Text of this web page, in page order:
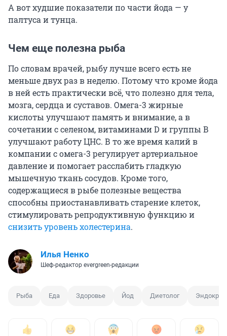
А вот худшие показатели по части йода — у
палтуса и тунца.
Чем еще полезна рыба
По словам врачей, рыбу лучше всего есть не
меньше двух раз в неделю. Потому что кроме йода
в ней есть практически всё, что полезно для тела,
мозга, сердца и суставов. Омега-3 жирные
кислоты улучшают память и внимание, а в
сочетании с селеном, витаминами D и группы B
улучшают работу ЦНС. В то же время калий в
компании с омега-3 регулирует артериальное
давление и помогает расслабить гладкую
мышечную ткань сосудов. Кроме того,
содержащиеся в рыбе полезные вещества
способны приостанавливать старение клеток,
стимулировать репродуктивную функцию и
снизить уровень холестерина.
Илья Ненко
Шеф-редактор evergreen-редакции
Рыба Еда Здоровье Йод Диетолог